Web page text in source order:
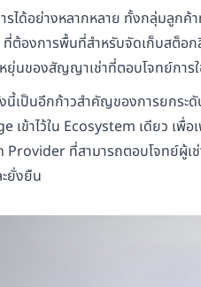
รได้อย่างหลากหลาย ทั้งกลุ่มลูก
ที่ต้องการพื้นที่สำหรับจัดเก็บสต็
ยุ่นของสัญญาเช่าที่ตอบโจทย์การใ
นี้เป็นอีกก้าวสำคัญของการยกร
เข้าไว้ใน Ecosystem เดียว เ
ที่สามารถตอบโจทย์ผู้เ
ยั่งยืน